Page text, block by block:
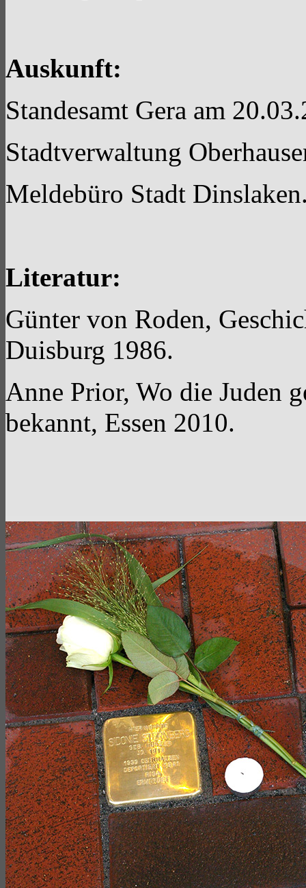
Auskunft:
Standesamt Gera am
Stadtverwaltung
Meldebüro Stadt
Literatur:
Günter von Roden,
Duisburg 1986.
Anne Prior, Wo die Juden
bekannt, Essen 2010.